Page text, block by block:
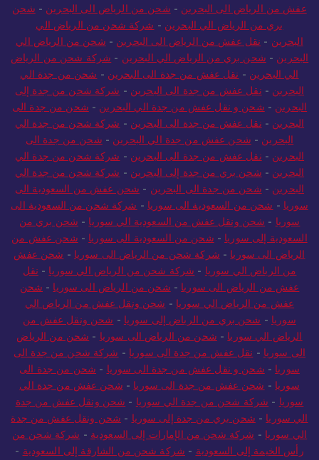
عفش من الرياض الى البحرين - شحن من الرياض الى البحرين - شحن
بري من الرياض الي البحرين - شركة شحن من الرياض الي
البحرين - نقل عفش من الرياض الى البحرين - شحن من الرياض الي
البحرين - شحن بري من الرياض الي البحرين - شركة شحن من الرياض
الي البحرين - نقل عفش من جدة الى البحرين - شحن من جدة الي
البحرين - نقل عفش من جدة الى البحرين - شركة شحن من جدة إلى
البحرين - شحن و نقل عفش من جدة الي البحرين - شحن من جدة الى
البحرين - نقل عفش من جدة الى البحرين - شركة شحن من جدة الي
البحرين - شحن عفش من جدة الي البحرين - شحن من جدة الى
البحرين - نقل عفش من جدة الى البحرين - شركة شحن من جدة الي
البحرين - شحن بري من جدة إلى البحرين - شركة شحن من جدة الي
البحرين - شحن من جدة الى البحرين - شحن عفش من السعودية الى
سوريا - شحن من السعودية الى سوريا - شركة شحن من السعودية الى
سوريا - شحن ونقل عفش من السعودية الي سوريا - شحن بري من
السعودية إلى سوريا - شحن من السعودية الى سوريا - شحن عفش من
الرياض الى سوريا - شركة شحن من الرياض الى سوريا - شحن عفش
من الرياض الي سوريا - شركة شحن من الرياض الي سوريا - نقل
عفش من الرياض الى سوريا - شحن من الرياض الى سوريا - شحن
عفش من الرياض الي سوريا - شحن ونقل عفش من الرياض الي
سوريا - شحن بري من الرياض إلى سوريا - شحن ونقل عفش من
الرياض الي سوريا - شحن من الرياض الى سوريا - شحن من الرياض
الى سوريا - نقل عفش من جدة الى سوريا - شركة شحن من جدة الى
سوريا - شحن و نقل عفش من جدة الى سوريا - شحن من جدة الى
سوريا - شحن عفش من جدة الى سوريا - شحن عفش من جدة الي
سوريا - شركة شحن من جدة الي سوريا - شحن ونقل عفش من جدة
الي سوريا - شحن بري من جدة إلى سوريا - شحن ونقل عفش من جدة
الي سوريا - شركة شحن من الإمارات إلى السعودية - شركة شحن من
رأس الخيمة إلى السعودية - شركة شحن من الشارقة إلى السعودية -